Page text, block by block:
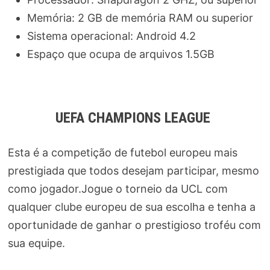
Memória: 2 GB de memória RAM ou superior
Sistema operacional: Android 4.2
Espaço que ocupa de arquivos 1.5GB
UEFA CHAMPIONS LEAGUE
Esta é a competição de futebol europeu mais
prestigiada que todos desejam participar, mesmo
como jogador.Jogue o torneio da UCL com
qualquer clube europeu de sua escolha e tenha a
oportunidade de ganhar o prestigioso troféu com
sua equipe.